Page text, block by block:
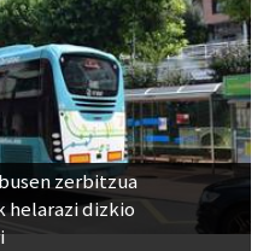
zerbitzua
helarazi dizkio